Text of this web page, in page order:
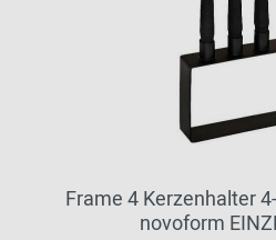
Frame 4 Kerzenhalter
novoform